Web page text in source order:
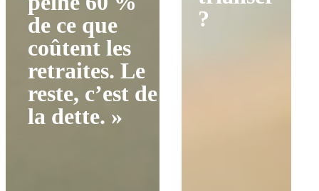
de ce que
coûtent les
retraites. Le
reste, c’est de
la dette. »
?